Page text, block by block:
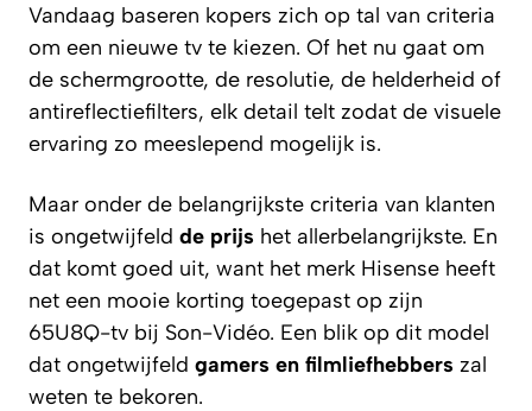
Vandaag baseren kopers zich op tal van criteria
om een nieuwe tv te kiezen. Of het nu gaat om
de schermgrootte, de resolutie, de helderheid of
antireflectiefilters, elk detail telt zodat de visuele
ervaring zo meeslepend mogelijk is.
Maar onder de belangrijkste criteria van klanten
is ongetwijfeld de prijs het allerbelangrijkste. En
dat komt goed uit, want het merk Hisense heeft
net een mooie korting toegepast op zijn
65U8Q-tv bij Son-Vidéo. Een blik op dit model
dat ongetwijfeld gamers en filmliefhebbers zal
weten te bekoren.